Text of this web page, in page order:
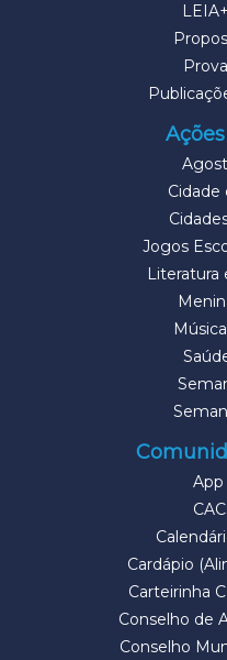
Jogos
App
Cardápio
Carteirinha
Conselho de
Conselho